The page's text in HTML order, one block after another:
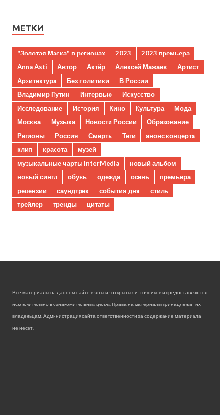
МЕТКИ
"Золотая Маска" в регионах 2023
2023 премьера
Anna Asti
Автор Актёр Алексей Мажаев
Артист
Архитектура
Без политики
В России
Владимир Путин
Интервью
Искусство
Исследование
История Кино Культура
Мода
Москва
Музыка Новости России
Образование
Регионы
Россия Смерть Теги
анонс концерта
клип
красота
музей
музыкальные чарты InterMedia
новый альбом
новый сингл
обувь одежда осень
премьера
рецензии
саундтрек события дня
стиль
трейлер
тренды цитаты
Все материалы на данном сайте взяты из открытых источников и предоставляются
исключительно в ознакомительных целях. Права на материалы принадлежат их
владельцам. Администрация сайта ответственности за содержание материала
не несет.